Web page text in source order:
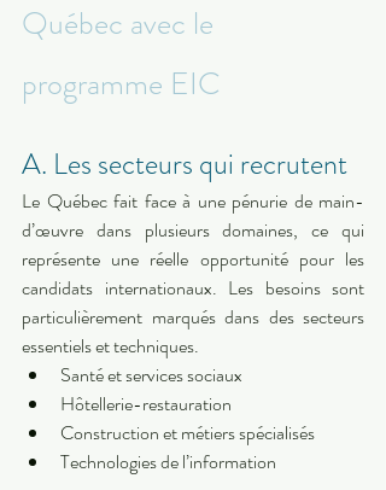
Québec avec le
programme EIC
A. Les secteurs qui recrutent
Le Québec fait face à une pénurie de main-
d’œuvre dans plusieurs domaines, ce qui
représente une réelle opportunité pour les
candidats internationaux. Les besoins sont
particulièrement marqués dans des secteurs
essentiels et techniques.
Santé et services sociaux
Hôtellerie-restauration
Construction et métiers spécialisés
Technologies de l’information